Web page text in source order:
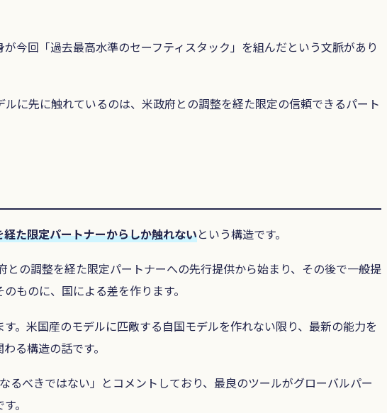
今回「過去最高水準のセーフティスタック」を組んだという文脈があり
に先に触れているのは、米政府との調整を経た限定の信頼できるパート
た限定パートナーからしか触れないという構造です。
の調整を経た限定パートナーへの先行提供から始まり、その後で一般提
ものに、国による差を作ります。
。米国産のモデルに匹敵する自国モデルを作れない限り、最新の能力を
る構造の話です。
べきではない」とコメントしており、最良のツールがグローバルパー
。